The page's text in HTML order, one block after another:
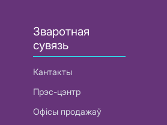
Зваротная
сувязь
Кантакты
Прэс-цэнтр
Офісы продажаў